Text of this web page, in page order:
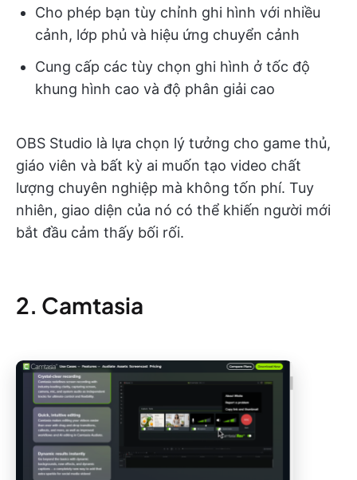
Cho phép bạn tùy chỉnh ghi hình với nhiều
cảnh, lớp phủ và hiệu ứng chuyển cảnh
Cung cấp các tùy chọn ghi hình ở tốc độ
khung hình cao và độ phân giải cao
OBS Studio là lựa chọn lý tưởng cho game thủ,
giáo viên và bất kỳ ai muốn tạo video chất
lượng chuyên nghiệp mà không tốn phí. Tuy
nhiên, giao diện của nó có thể khiến người mới
bắt đầu cảm thấy bối rối.
2. Camtasia